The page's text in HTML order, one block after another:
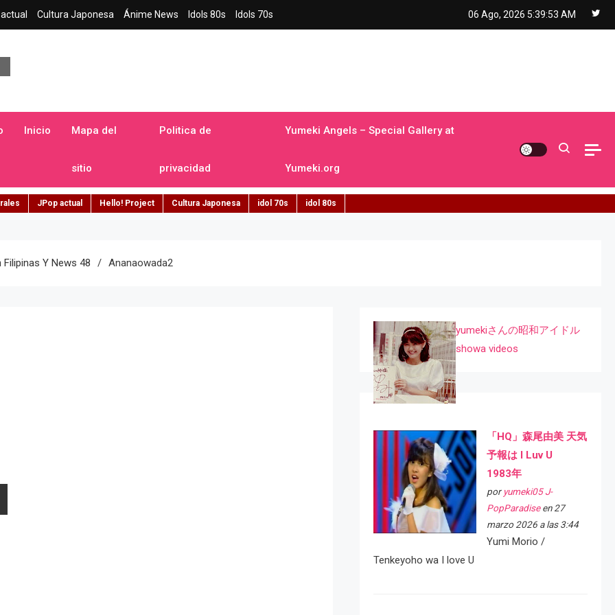
Cultura Japonesa Ánime News Idols 80s Idols 70s 06 Ago, 2026 5:39:54 AM
Inicio Mapa del
sitio
Politica de
privacidad
Yumeki Angels – Special Gallery at
Yumeki.org
JPop actual Hello! Project Cultura Japonesa idol 70s idol 80s
Filipinas Y News 48 Ananaowada2
yumekiさんの昭和アイドル
showa videos
「HQ」森尾由美 天気
予報は I Luv U
1983年
por yumeki05 J-
PopParadiseen 27
marzo 2026 a las 3:44
Yumi Morio /
Tenkeyoho wa I love U